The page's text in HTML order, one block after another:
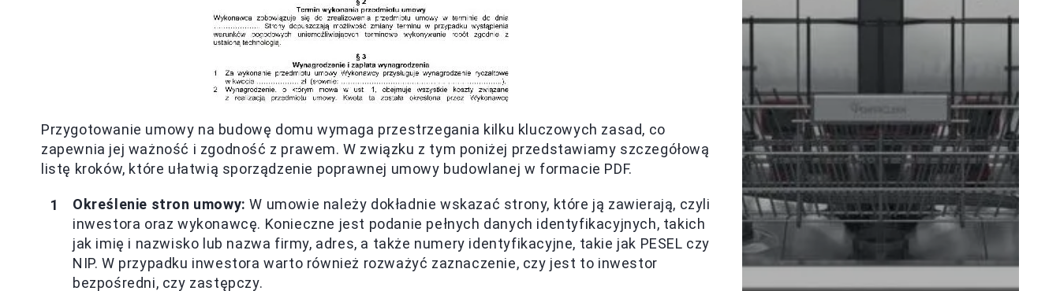
Przygotowanie umowy na budowę domu wymaga przestrzegania kilku kluczowych zasad, co
zapewnia jej ważność i zgodność z prawem. W związku z tym poniżej przedstawiamy szczegółową
listę kroków, które ułatwią sporządzenie poprawnej umowy budowlanej w formacie PDF.
Określenie stron umowy: W umowie należy dokładnie wskazać strony, które ją zawierają, czyli
inwestora oraz wykonawcę. Konieczne jest podanie pełnych danych identyfikacyjnych, takich
jak imię i nazwisko lub nazwa firmy, adres, a także numery identyfikacyjne, takie jak PESEL czy
NIP. W przypadku inwestora warto również rozważyć zaznaczenie, czy jest to inwestor
bezpośredni, czy zastępczy.